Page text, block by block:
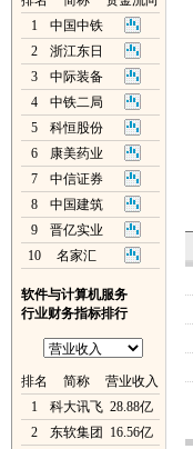
1
中国中铁
2
浙江东日
3
中际装备
4
中铁二局
5
科恒股份
6
康美药业
7
中信证券
8
中国建筑
9
晋亿实业
10
名家汇
软件与计算机服务
行业财务指标排行
排名 简称
营业收入
1
科大讯飞 28.88亿
2
东软集团
16.56亿